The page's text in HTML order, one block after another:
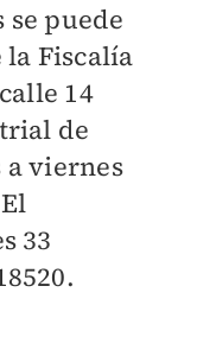
se puede
Fiscalía
14
de
a viernes
33